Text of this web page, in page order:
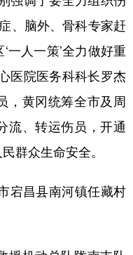
、脑外、骨科专家赶
一人一策’全力做好重
医院医务科科长罗杰
，黄冈统筹全市及周
流、转运伤员，开通
群众生命安全。
昌县南河镇任藏村